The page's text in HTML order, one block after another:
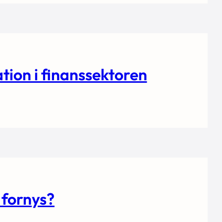
i finanssektoren